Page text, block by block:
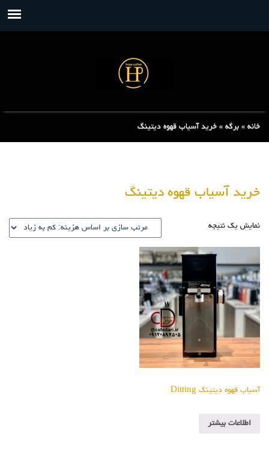
خانه » برگه » خرید آسیاب قهوه دیتینگ
خرید آسیاب قهوه دیتینگ
نمایش یک نتیجه
آسیاب قهوه دیتینگ Ditting
اطلاعات بیشتر